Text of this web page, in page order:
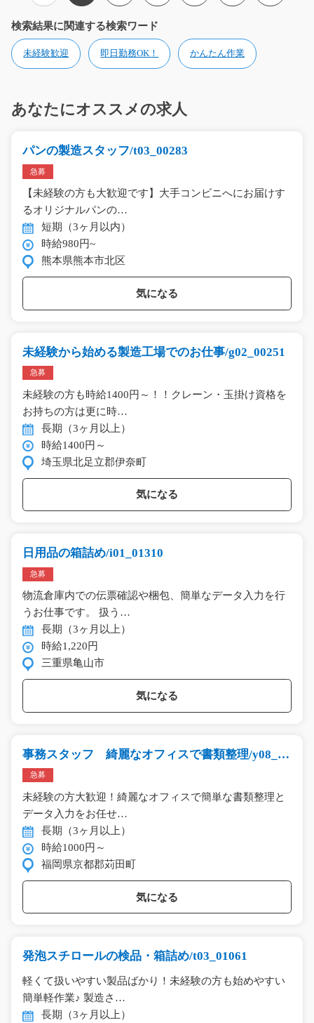
検索結果に関連する検索ワード
未経験歓迎 即日勤務OK！ かんたん作業
あなたにオススメの求人
パンの製造スタッフ/t03_00283
急募
【未経験の方も大歓迎です】大手コンビニへにお届けす
るオリジナルパンの…
短期（3ヶ月以内）
時給980円~
熊本県熊本市北区
気になる
未経験から始める製造工場でのお仕事/g02_00251
急募
未経験の方も時給1400円～！！クレーン・玉掛け資格を
お持ちの方は更に時…
長期（3ヶ月以上）
時給1400円～
埼玉県北足立郡伊奈町
気になる
日用品の箱詰め/i01_01310
急募
物流倉庫内での伝票確認や梱包、簡単なデータ入力を行
うお仕事です。 扱う…
長期（3ヶ月以上）
時給1,220円
三重県亀山市
気になる
事務スタッフ 綺麗なオフィスで書類整理/y08_01
401
急募
未経験の方大歓迎！綺麗なオフィスで簡単な書類整理と
データ入力をお任せ…
長期（3ヶ月以上）
時給1000円～
福岡県京都郡苅田町
気になる
発泡スチロールの検品・箱詰め/t03_01061
軽くて扱いやすい製品ばかり！未経験の方も始めやすい
簡単軽作業♪ 製造さ…
長期（3ヶ月以上）